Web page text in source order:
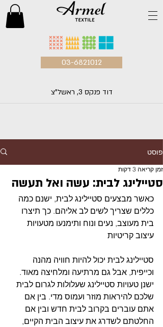
03-6821012
דוד פנקס 3, ראשל"צ
פוסט
סטיילינג לבית: עשה ואל תעשה
זמן קריאה 3 דקות
כאשר מבצעים סטיילינג לבית, ישנם כמה
כללים שצריך לשים לב אליהם. כך תיצרו
בית מעוצב, נעים ונוח ותימנעו מטעויות
עיצוב קריטיות
סטיילינג לבית יכול להיות חוויה מהנה
וכייפית, אבל גם מרתיעה ומלחיצה מאוד.
ישנן טעויות סטיילינג שעלולות לגרום לבית
שלכם להיראות מוזר ועמוס מדי. בין אם
אתם עוברים בקרוב לבית חדש ובין אם
החלטתם לשדרג את עיצוב הבית הקיים,